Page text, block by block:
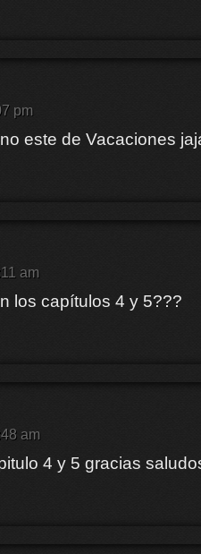
pm
este de Vacaciones
am
los capítulos 4 y 5???
am
4 y 5 gracias